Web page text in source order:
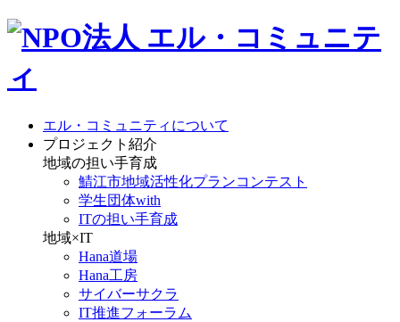
エル・コミュニティについて
プロジェクト紹介
地域の担い手育成
鯖江市地域活性化プランコンテスト
学生団体with
ITの担い手育成
地域×IT
Hana道場
Hana工房
サイバーサクラ
IT推進フォーラム